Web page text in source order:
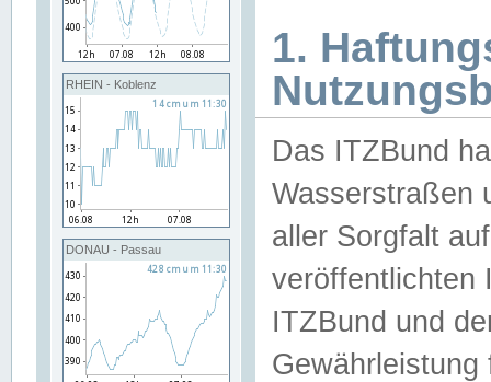
RHEIN - Koblenz
DONAU - Passau
1.
Das ITZBund
Wasserstraßen
aller Sorgfalt
veröffentlichten
ITZBund und